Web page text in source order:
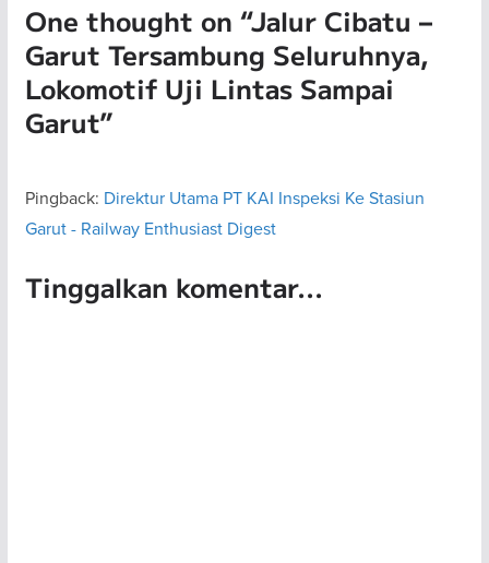
One thought on “Jalur Cibatu –
Garut Tersambung Seluruhnya,
Lokomotif Uji Lintas Sampai
Garut”
Pingback: Direktur Utama PT KAI Inspeksi Ke Stasiun
Garut - Railway Enthusiast Digest
Tinggalkan komentar...